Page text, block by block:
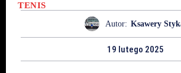
TENIS
Autor: Ksawery
19 lutego 2025